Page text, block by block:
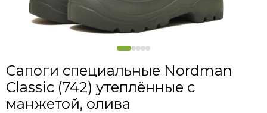
Сапоги специальные Nordman
Classic (742) утеплённые с
манжетой, олива